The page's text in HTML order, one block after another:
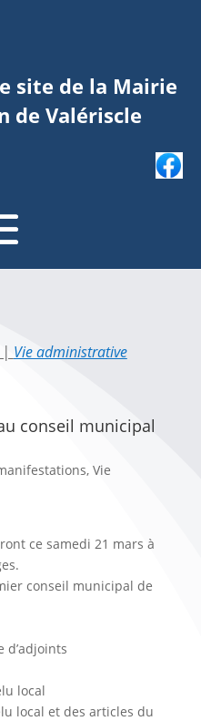
site de la Mairie
de Valériscle
Vie administrative
conseil municipal
, Vie
ce samedi 21 mars à
conseil municipal de
local
local et des articles du